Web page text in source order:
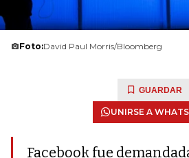
Foto:David Paul Morris/Bloomberg
GUARDAR
UNIRSE A
Facebook fue